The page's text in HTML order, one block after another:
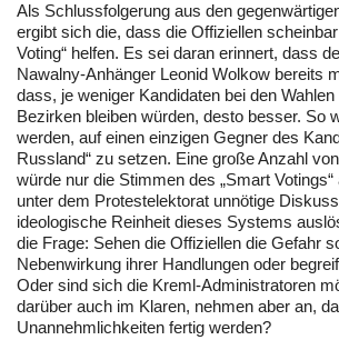
Als Schlussfolgerung aus den
ergibt sich die, dass die Offiziellen
Voting“ helfen. Es sei daran erinnert, dass
Nawalny-Anhänger Leonid Wolkow bereits
dass, je weniger Kandidaten bei den
Bezirken bleiben würden, desto besser. So
werden, auf einen einzigen Gegner des
Russland“ zu setzen. Eine große Anzahl
würde nur die Stimmen des „Smart Votings“
unter dem Protestelektorat unnötige
ideologische Reinheit dieses Systems
die Frage: Sehen die Offiziellen die Gefahr
Nebenwirkung ihrer Handlungen oder
Oder sind sich die Kreml-Administratoren
darüber auch im Klaren, nehmen aber an,
Unannehmlichkeiten fertig werden?